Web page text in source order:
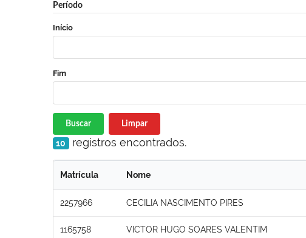
Período
Início
Fim
Buscar Limpar
10 registros encontrados.
Matrícula Nome
2257966 CECILIA NASCIMENTO PIRES
1165758 VICTOR HUGO SOARES VALENTIM